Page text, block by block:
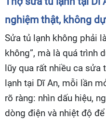
nghiệm thật, không
Sửa tủ lạnh không phải
không”, mà là quá trình
lũy qua rất nhiều ca
lạnh tại Dĩ An, mỗi lần
rõ ràng: nhìn dấu hiệu,
dòng điện và nhiệt độ